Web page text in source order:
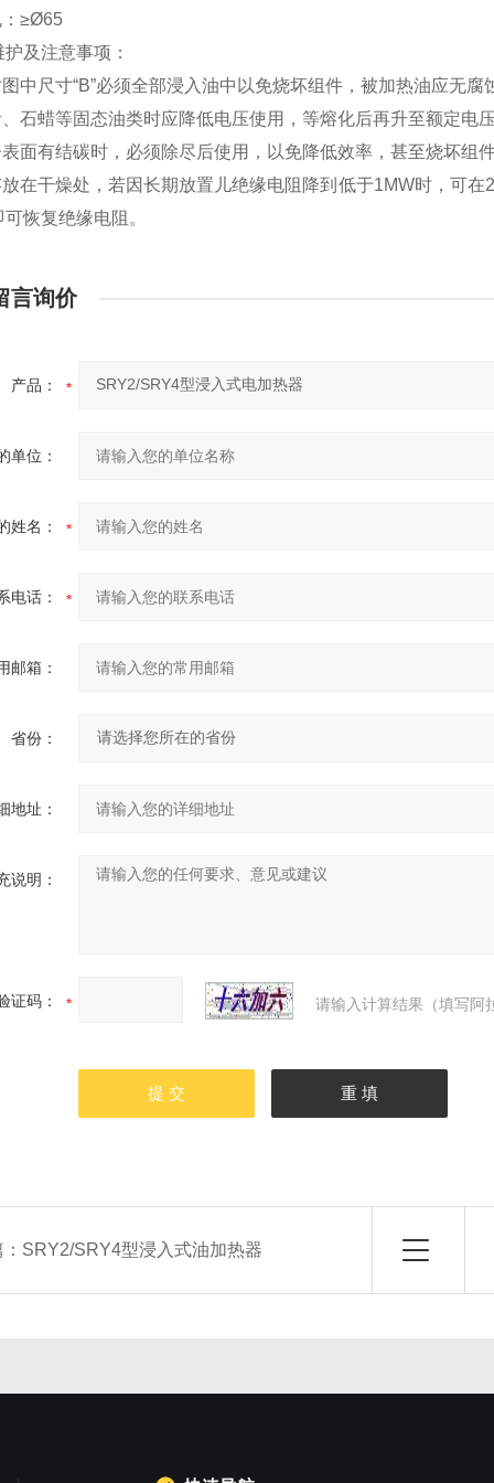
：≥Ø65
及注意事项：
中尺寸“B”必须全部浸入油中以免烧坏组件，被加热油应无腐
石蜡等固态油类时应降低电压使用，等熔化后再升至额定电
面有结碳时，必须除尽后使用，以免降低效率，甚至烧坏组
在干燥处，若因长期放置儿绝缘电阻降到低于1MW时，可
恢复绝缘电阻。
言询价
产品：
单位：
姓名：
电话：
邮箱：
省份：
地址：
说明：
证码： 请输入计算结果（填写阿
SRY2/SRY4型浸入式油加热器